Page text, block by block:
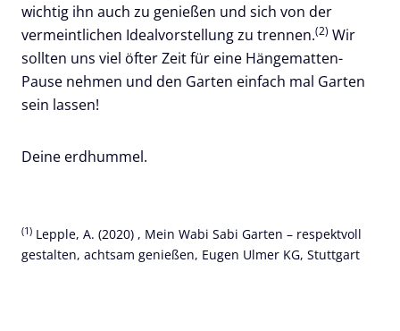
wichtig ihn auch zu genießen und sich von der
vermeintlichen Idealvorstellung zu trennen.(2) Wir
sollten uns viel öfter Zeit für eine Hängematten-
Pause nehmen und den Garten einfach mal Garten
sein lassen!
Deine erdhummel.
(1) Lepple, A. (2020) , Mein Wabi Sabi Garten – respektvoll
gestalten, achtsam genießen, Eugen Ulmer KG, Stuttgart